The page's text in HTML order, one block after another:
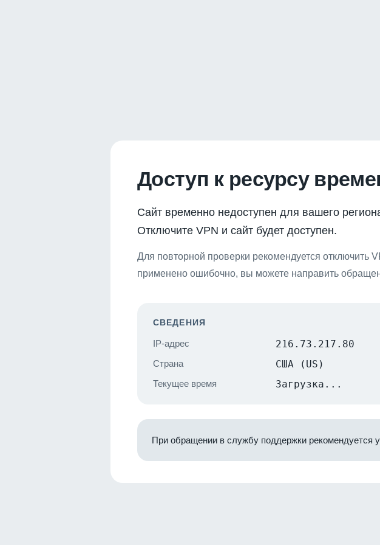
Доступ к ресурсу
Сайт временно недоступен для вашего
Отключите VPN и сайт будет доступен.
Для повторной проверки рекомендуется отключить
применено ошибочно, вы можете направить
СВЕДЕНИЯ
IP-адрес 216.73.217.80
Страна США (US)
Текущее время Загрузка...
При обращении в службу поддержки рекомендуется